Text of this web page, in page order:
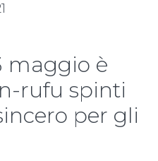
maggio è
rufu spinti
per gli